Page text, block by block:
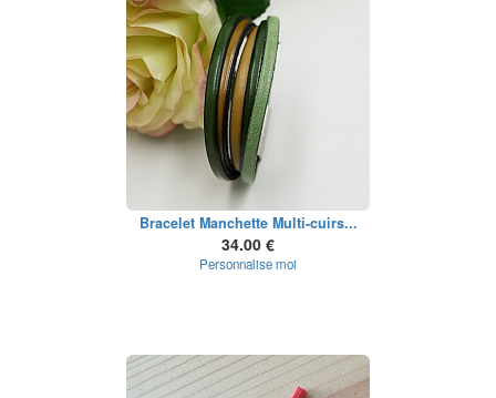
Bracelet Manchette Multi-cuirs...
34.00 €
Personnalise moi